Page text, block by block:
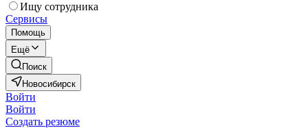
Ищу сотрудника
Сервисы
Помощь
Ещё
Поиск
Новосибирск
Войти
Войти
Создать резюме